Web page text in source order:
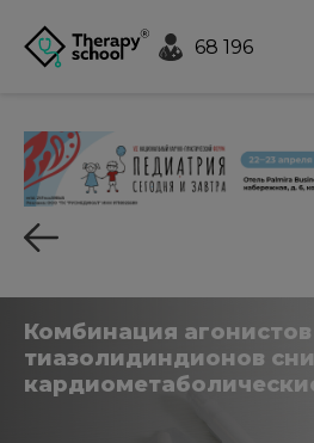
68 196
Комбинация агонистов
тиазолидиндионов